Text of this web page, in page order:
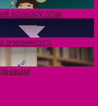
кольору літа»
впевненості